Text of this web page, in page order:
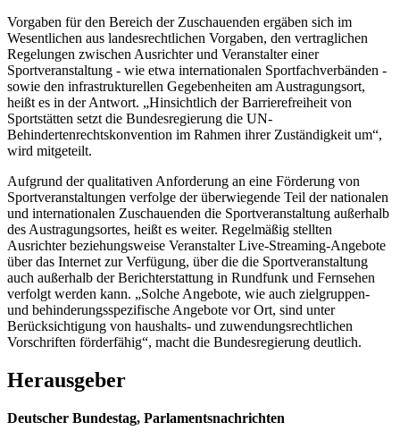
Vorgaben für den Bereich der Zuschauenden ergäben sich im
Wesentlichen aus landesrechtlichen Vorgaben, den vertraglichen
Regelungen zwischen Ausrichter und Veranstalter einer
Sportveranstaltung - wie etwa internationalen Sportfachverbänden -
sowie den infrastrukturellen Gegebenheiten am Austragungsort,
heißt es in der Antwort. „Hinsichtlich der Barrierefreiheit von
Sportstätten setzt die Bundesregierung die UN-
Behindertenrechtskonvention im Rahmen ihrer Zuständigkeit um“,
wird mitgeteilt.
Aufgrund der qualitativen Anforderung an eine Förderung von
Sportveranstaltungen verfolge der überwiegende Teil der nationalen
und internationalen Zuschauenden die Sportveranstaltung außerhalb
des Austragungsortes, heißt es weiter. Regelmäßig stellten
Ausrichter beziehungsweise Veranstalter Live-Streaming-Angebote
über das Internet zur Verfügung, über die die Sportveranstaltung
auch außerhalb der Berichterstattung in Rundfunk und Fernsehen
verfolgt werden kann. „Solche Angebote, wie auch zielgruppen-
und behinderungsspezifische Angebote vor Ort, sind unter
Berücksichtigung von haushalts- und zuwendungsrechtlichen
Vorschriften förderfähig“, macht die Bundesregierung deutlich.
Herausgeber
Deutscher Bundestag, Parlamentsnachrichten